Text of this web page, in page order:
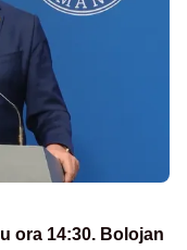
ora 14:30. Bolojan